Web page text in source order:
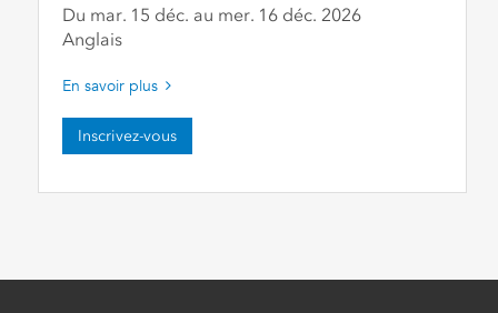
Du mar. 15 déc. au mer. 16 déc. 2026
Anglais
En savoir plus
Inscrivez-vous